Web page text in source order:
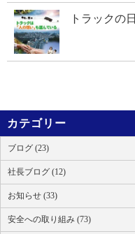
トラックの日
カテゴリー
ブログ (23)
社長ブログ (12)
お知らせ (33)
安全への取り組み (73)